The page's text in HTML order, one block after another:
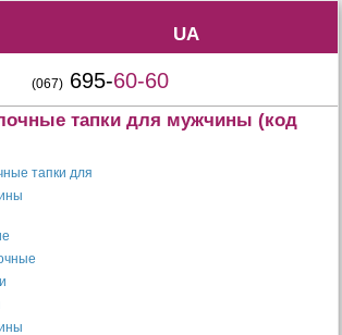
UA
UA
(067) 695-60-60
тапки для мужчины (код